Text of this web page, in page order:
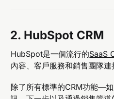
2. HubSpot CRM
HubSpot是一個流行的SaaS
內容、客戶服務和銷售團隊連
除了所有標準的CRM功能—